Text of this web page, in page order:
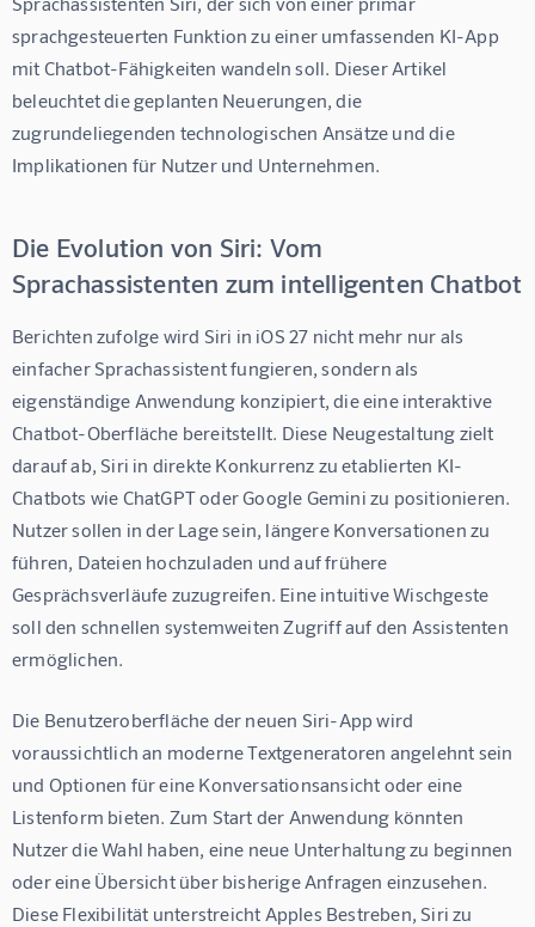
sprachgesteuerten Funktion zu einer umfassenden KI-App
mit Chatbot-Fähigkeiten wandeln soll. Dieser Artikel
beleuchtet die geplanten Neuerungen, die
zugrundeliegenden technologischen Ansätze und die
Implikationen für Nutzer und Unternehmen.
Die Evolution von Siri: Vom
Sprachassistenten zum intelligenten Chatbot
Berichten zufolge wird Siri in iOS 27 nicht mehr nur als
einfacher Sprachassistent fungieren, sondern als
eigenständige Anwendung konzipiert, die eine interaktive
Chatbot-Oberfläche bereitstellt. Diese Neugestaltung zielt
darauf ab, Siri in direkte Konkurrenz zu etablierten KI-
Chatbots wie ChatGPT oder Google Gemini zu positionieren.
Nutzer sollen in der Lage sein, längere Konversationen zu
führen, Dateien hochzuladen und auf frühere
Gesprächsverläufe zuzugreifen. Eine intuitive Wischgeste
soll den schnellen systemweiten Zugriff auf den Assistenten
ermöglichen.
Die Benutzeroberfläche der neuen Siri-App wird
voraussichtlich an moderne Textgeneratoren angelehnt sein
und Optionen für eine Konversationsansicht oder eine
Listenform bieten. Zum Start der Anwendung könnten
Nutzer die Wahl haben, eine neue Unterhaltung zu beginnen
oder eine Übersicht über bisherige Anfragen einzusehen.
Diese Flexibilität unterstreicht Apples Bestreben, Siri zu